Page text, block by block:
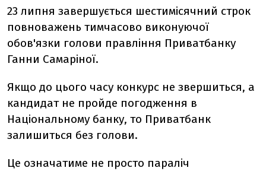
23 липня завершується шестимісячний строк
повноважень тимчасово виконуючої
обов'язки голови правління Приватбанку
Ганни Самаріної.
Якщо до цього часу конкурс не звершиться, а
кандидат не пройде погодження в
Національному банку, то Приватбанк
залишиться без голови.
Це означатиме не просто параліч